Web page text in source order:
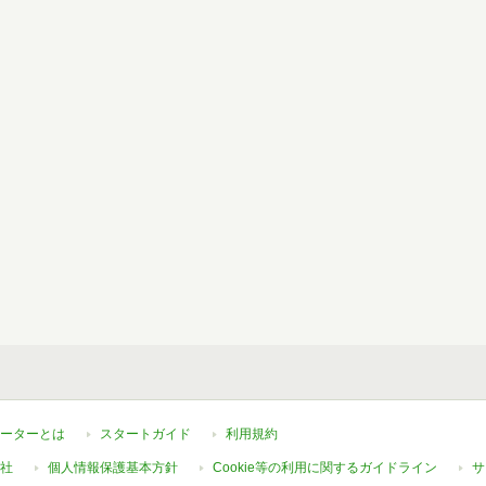
ターとは スタートガイド 利用規約
個人情報保護基本方針 Cookie等の利用に関するガイドライン